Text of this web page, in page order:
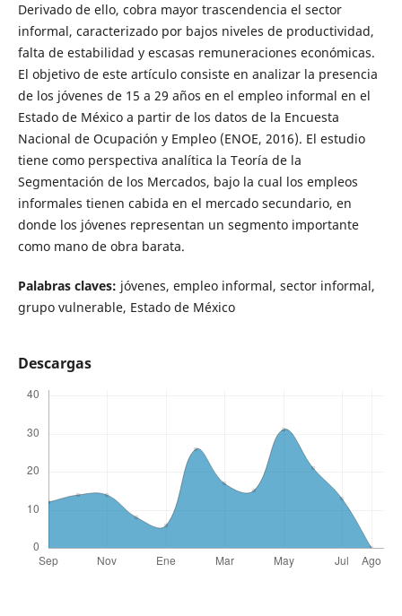
Derivado de ello, cobra mayor trascendencia el sector
informal, caracterizado por bajos niveles de productividad,
falta de estabilidad y escasas remuneraciones económicas.
El objetivo de este artículo consiste en analizar la presencia
de los jóvenes de 15 a 29 años en el empleo informal en el
Estado de México a partir de los datos de la Encuesta
Nacional de Ocupación y Empleo (ENOE, 2016). El estudio
tiene como perspectiva analítica la Teoría de la
Segmentación de los Mercados, bajo la cual los empleos
informales tienen cabida en el mercado secundario, en
donde los jóvenes representan un segmento importante
como mano de obra barata.
Palabras claves: jóvenes, empleo informal, sector informal,
grupo vulnerable, Estado de México
Descargas